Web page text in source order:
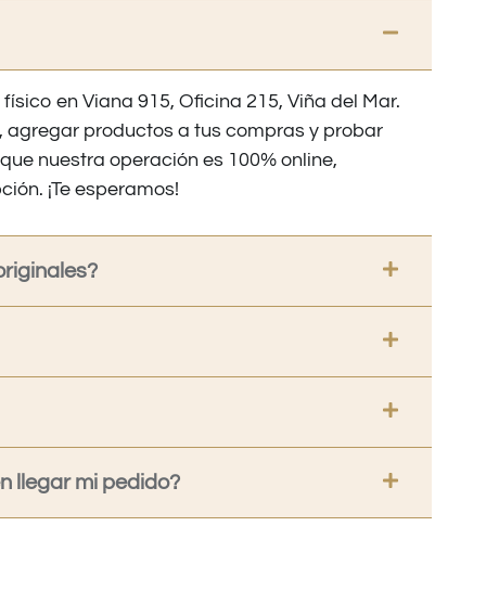
en Viana 915, Oficina 215, Viña del Mar.
agregar productos a tus compras y probar
nuestra operación es 100% online,
¡Te esperamos!
llegar mi pedido?